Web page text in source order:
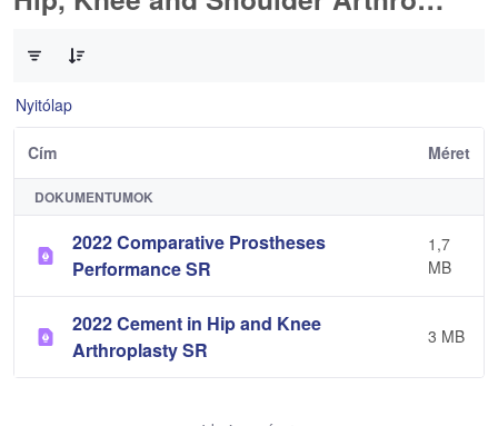
Nyitólap
Cím Méret
DOKUMENTUMOK
2022 Comparative Prostheses
Performance SR
1,7
MB
2022 Cement in Hip and Knee
Arthroplasty SR
3 MB